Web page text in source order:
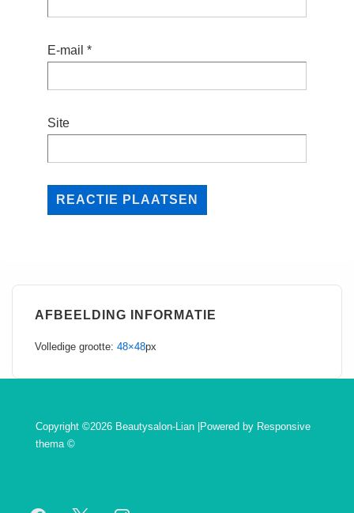
E-mail *
Site
AFBEELDING INFORMATIE
Volledige grootte: 48×48px
Copyright ©2026 Beautysalon-Lian |Powered by Responsive
thema ©